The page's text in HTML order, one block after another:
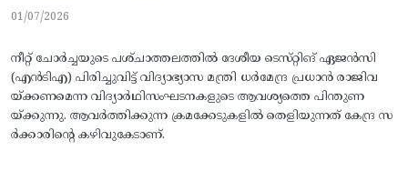
01/07/2026
നീറ്റ്‌ ചോർച്ചയുടെ പശ്‌ചാത്തലത്തിൽ ദേശീയ ടെസ്‌റ്റിങ്‌ ഏജൻസി
(എൻടിഎ) പിരിച്ചുവിട്ട്‌ വിദ്യാഭ്യാസ മന്ത്രി ധർമേന്ദ്ര പ്രധാൻ രാജിവ
യ്‌ക്കണമെന്ന വിദ്യാർഥിസംഘടനകളുടെ ആവശ്യത്തെ പിന്തുണ
യ്‌ക്കുന്നു. ആവർത്തിക്കുന്ന ക്രമക്കേടുകളിൽ തെളിയുന്നത് കേന്ദ്ര സ
ർക്കാരിന്റെ കഴിവുകേടാണ്‌.